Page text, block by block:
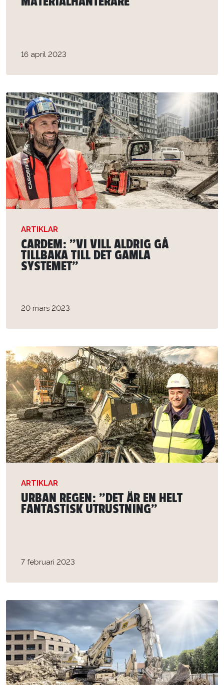
16 april 2023
ARTIKLAR
CARDEM: ”VI VILL ALDRIG GÅ
TILLBAKA TILL DET GAMLA
SYSTEMET”
20 mars 2023
ARTIKLAR
URBAN REGEN: ”DET ÄR EN HELT
FANTASTISK UTRUSTNING”
7 februari 2023